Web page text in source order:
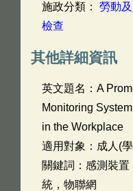
施政分類： 勞動
檢查
其他詳細資訊
英文題名： A
Monitoring
in the Workplace
適用對象：成人(
關鍵詞：感測裝
統，物聯網